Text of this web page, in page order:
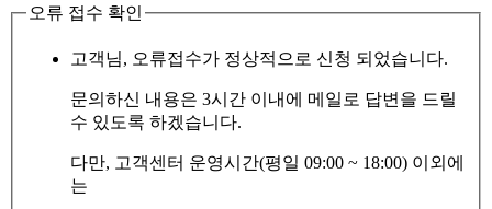
오류 접수 확인
고객님, 오류접수가 정상적으로 신청 되었습니다.
문의하신 내용은 3시간 이내에 메일로 답변을 드릴
수 있도록 하겠습니다.
다만, 고객센터 운영시간(평일 09:00 ~ 18:00) 이외에
는